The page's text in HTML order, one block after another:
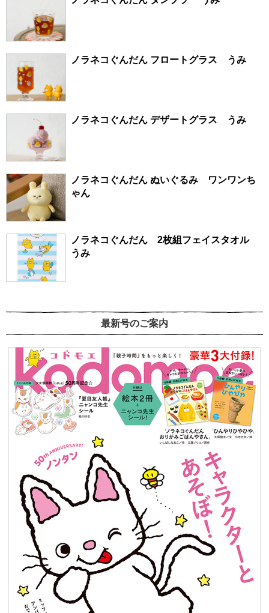
ノラネコぐんだん フロートグラス うみ
ノラネコぐんだん デザートグラス うみ
ノラネコぐんだん ぬいぐるみ ワンワンち
ゃん
ノラネコぐんだん 2枚組フェイスタオル
うみ
最新号のご案内